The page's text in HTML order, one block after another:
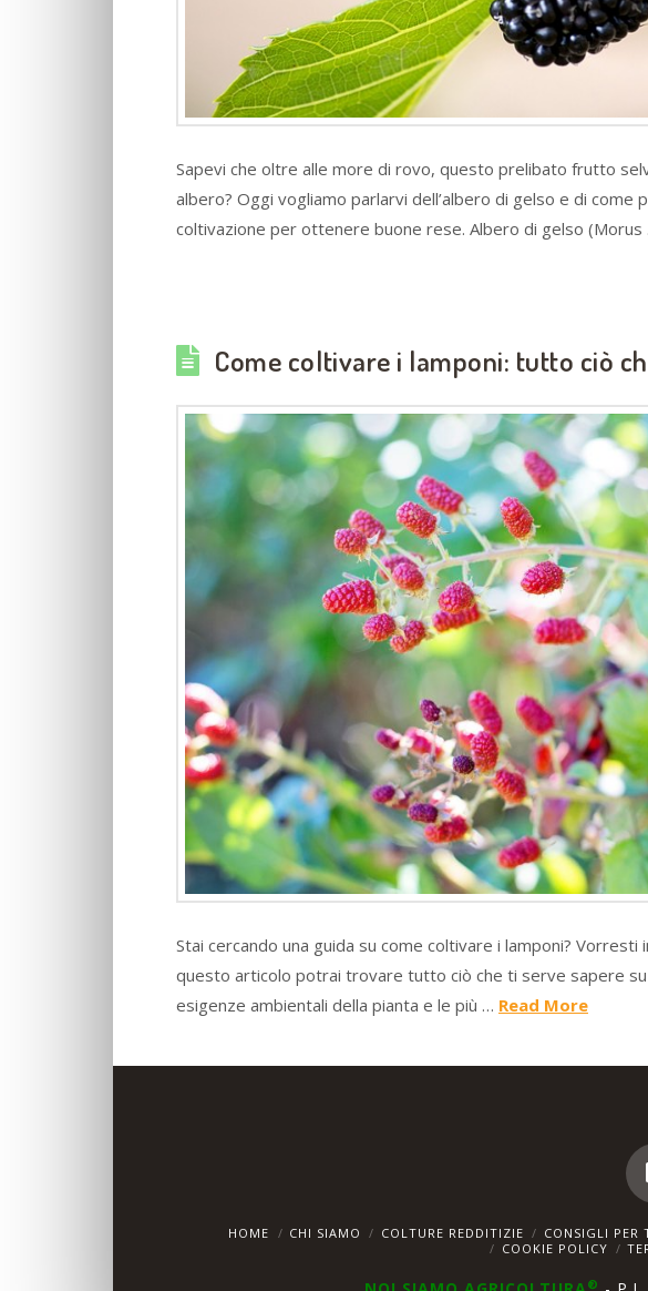
Sapevi che oltre alle more di rovo, questo prelibato frutto
albero? Oggi vogliamo parlarvi dell’albero di gelso e di come
coltivazione per ottenere buone rese. Albero di gelso (Morus
Come coltivare i lamponi: tutto ciò
Stai cercando una guida su come coltivare i lamponi? Vorresti
questo articolo potrai trovare tutto ciò che ti serve sapere
esigenze ambientali della pianta e le più … Read More
HOME CHI SIAMO COLTURE REDDITIZIE CONSIGLI PER
COOKIE POLICY
®